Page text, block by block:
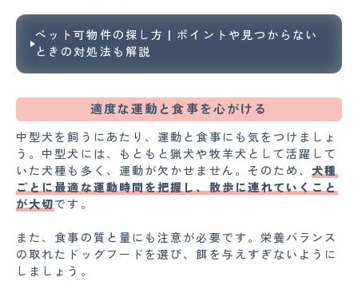
ペット可物件の探し方 | ポイントや見つからない
ときの対処法も解説
適度な運動と食事を心がける
中型犬を飼うにあたり、運動と食事にも気をつけましょ
う。中型犬には、もともと猟犬や牧羊犬として活躍して
いた犬種も多く、運動が欠かせません。そのため、犬種
ごとに最適な運動時間を把握し、散歩に連れていくこと
が大切です。
また、食事の質と量にも注意が必要です。栄養バランス
の取れたドッグフードを選び、餌を与えすぎないように
しましょう。